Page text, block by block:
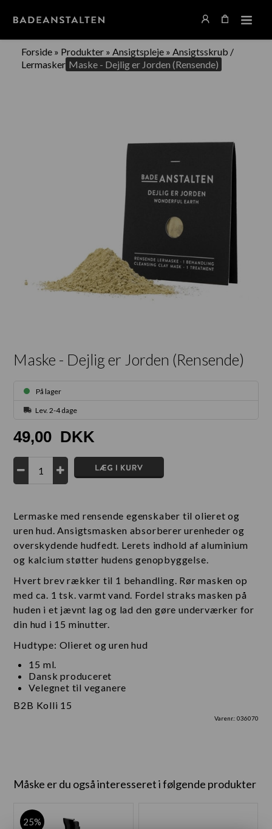
Forside » Produkter »Ansigtspleje »Ansigtsskrub /
Lermasker Maske - Dejlig er Jorden (Rensende)
Maske - Dejlig er Jorden (Rensende)
På lager
Lev. 2-4 dage
49,00 DKK
Lermaske med rensende egenskaber til olieret og
uren hud. Ansigtsmasken absorberer urenheder og
overskydende hudfedt. Lerets indhold af aluminium
og kalcium støtter hudens genopbyggelse.
Hvert brev rækker til 1 behandling. Rør masken op
med ca. 1 tsk. varmt vand. Fordel straks masken på
huden i et jævnt lag og lad den gøre underværker for
din hud i 15 minutter.
Hudtype: Olieret og uren hud
15 ml.
Dansk produceret
Velegnet til veganere
B2B Kolli 15
Varenr.: 036070
Måske er du også interesseret i følgende produkter
25%